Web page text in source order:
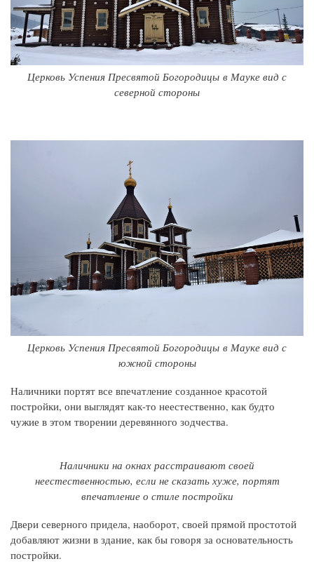
Церковь Успения Пресвятой Богородицы в Мауке вид с
северной стороны
Церковь Успения Пресвятой Богородицы в Мауке вид с
южной стороны
Наличники портят все впечатление созданное красотой
постройки, они выглядят как-то неестественно, как будто
чужие в этом творении деревянного зодчества.
Наличники на окнах расстраивают своей
неестественностью, если не сказать хуже, портят
впечатление о стиле постройки
Двери северного придела, наоборот, своей прямой простотой
добавляют жизни в здание, как бы говоря за основательность
постройки.